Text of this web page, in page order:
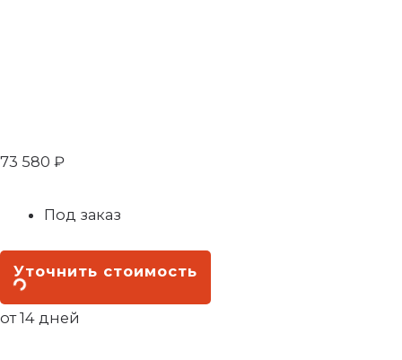
73 580 ₽
Под заказ
Уточнить стоимость
от 14 дней